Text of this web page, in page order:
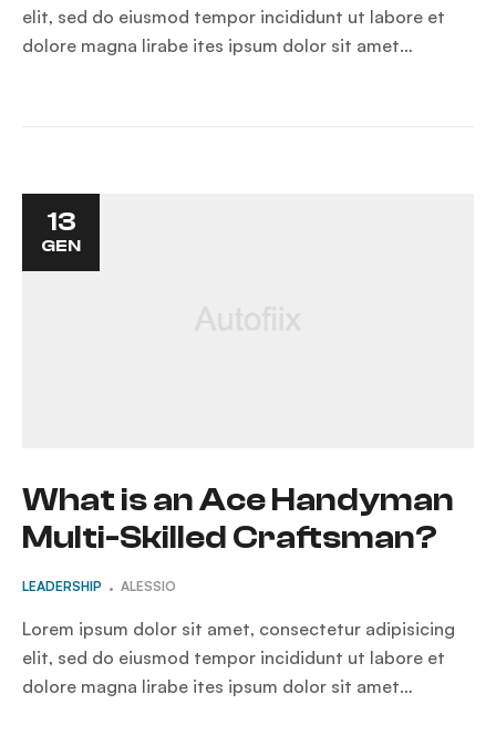
elit, sed do eiusmod tempor incididunt ut labore et
dolore magna lirabe ites ipsum dolor sit amet…
13
GEN
What is an Ace Handyman
Multi-Skilled Craftsman?
LEADERSHIP ALESSIO
Lorem ipsum dolor sit amet, consectetur adipisicing
elit, sed do eiusmod tempor incididunt ut labore et
dolore magna lirabe ites ipsum dolor sit amet…